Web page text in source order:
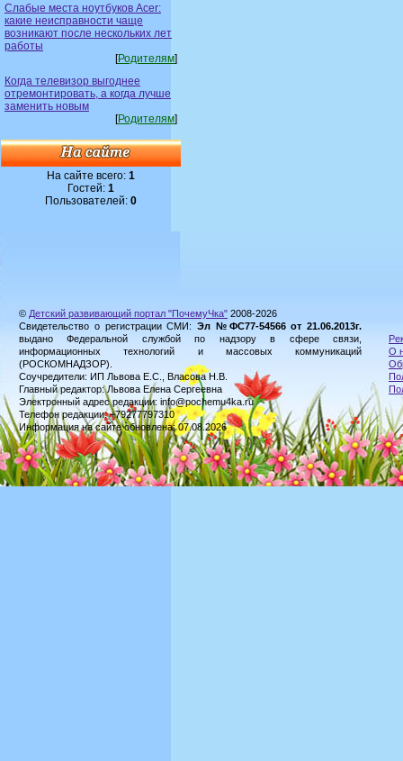
Слабые места ноутбуков Acer:
какие неисправности чаще
возникают после нескольких лет
работы
[Родителям]
Когда телевизор выгоднее
отремонтировать, а когда лучше
заменить новым
[Родителям]
На сайте всего: 1
Гостей: 1
Пользователей: 0
© Детский развивающий портал "ПочемуЧка" 2008-2026
Свидетельство о регистрации СМИ: Эл №ФС77-54566 от 21.06.2013г.
выдано Федеральной службой по надзору в сфере связи,
информационных технологий и массовых коммуникаций
(РОСКОМНАДЗОР).
Соучредители: ИП Львова Е.С., Власова Н.В.
Главный редактор: Львова Елена Сергеевна
Электронный адрес редакции: info@pochemu4ka.ru
Телефон редакции: +79277797310
Информация на сайте обновлена: 07.08.2026
О